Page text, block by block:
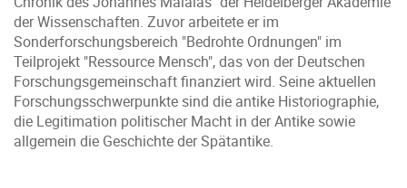
der Wissenschaften. Zuvor arbeitete er im
Sonderforschungsbereich "Bedrohte Ordnungen" im
Teilprojekt "Ressource Mensch", das von der Deutschen
Forschungsgemeinschaft finanziert wird. Seine aktuellen
Forschungsschwerpunkte sind die antike Historiographie,
die Legitimation politischer Macht in der Antike sowie
allgemein die Geschichte der Spätantike.